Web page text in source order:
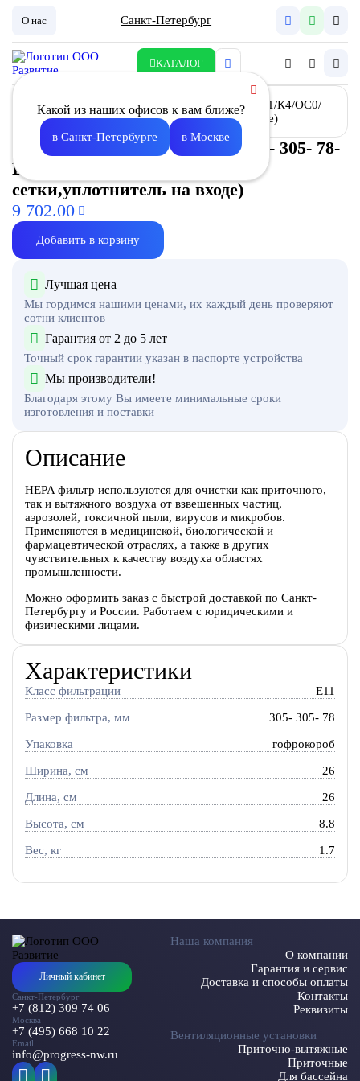
О нас Санкт-Петербург
КАТАЛОГ
Какой из наших офисов к вам ближе?
в Санкт-Петербурге в Москве
Фильтр воздушный ФВА-II-305- 305- 78-
E11/К4/ОС0/У2 (алюм.рама,без
сетки,уплотнитель на входе)
9 702.00
Добавить в корзину
Лучшая цена
Мы гордимся нашими ценами, их каждый день проверяют
сотни клиентов
Гарантия от 2 до 5 лет
Точный срок гарантии указан в паспорте устройства
Мы производители!
Благодаря этому Вы имеете минимальные сроки
изготовления и поставки
Описание
HEPA фильтр используются для очистки как приточного,
так и вытяжного воздуха от взвешенных частиц,
аэрозолей, токсичной пыли, вирусов и микробов.
Применяются в медицинской, биологической и
фармацевтической отраслях, а также в других
чувствительных к качеству воздуха областях
промышленности.
Можно оформить заказ с быстрой доставкой по Санкт-
Петербургу и России. Работаем с юридическими и
физическими лицами.
Характеристики
Класс фильтрации E11
Размер фильтра, мм 305- 305- 78
Упаковка гофрокороб
Ширина, см 26
Длина, см 26
Высота, см 8.8
Вес, кг 1.7
Личный кабинет
Санкт-Петербург
+7 (812) 309 74 06
Москва
+7 (495) 668 10 22
Email
info@progress-nw.ru
Наша компания
О компании
Гарантия и сервис
Доставка и способы оплаты
Контакты
Реквизиты
Вентиляционные установки
Приточно-вытяжные
Приточные
Для бассейна